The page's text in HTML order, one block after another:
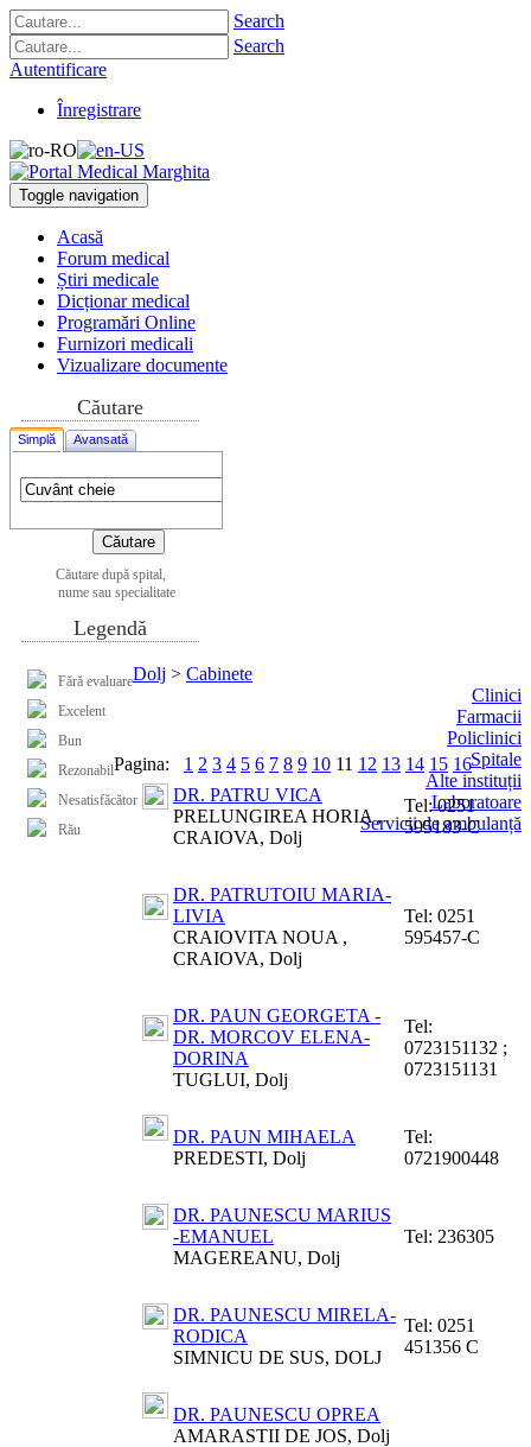
Search
Search
Autentificare
Înregistrare
Toggle navigation
Acasă
Forum medical
Știri medicale
Dicționar medical
Programări Online
Furnizori medicali
Vizualizare documente
Căutare
Simplă Avansată
Căutare după spital,
nume sau specialitate
Legendă
Fără evaluare
Excelent
Bun
Rezonabil
Nesatisfăcător
Rău
Dolj > Cabinete
Clinici
Farmacii
Policlinici
Spitale
Alte instituții
Laboratoare
Servicii de ambulanță
Pagina: 1 2 3 4 5 6 7 8 9 10 11 12 13 14 15 16
DR. PATRU VICA
PRELUNGIREA HORIA ,
CRAIOVA, Dolj
Tel: 0251
595183-C
DR. PATRUTOIU MARIA-
LIVIA
CRAIOVITA NOUA ,
CRAIOVA, Dolj
Tel: 0251
595457-C
DR. PAUN GEORGETA -
DR. MORCOV ELENA-
DORINA
TUGLUI, Dolj
Tel:
0723151132 ;
0723151131
DR. PAUN MIHAELA
PREDESTI, Dolj
Tel:
0721900448
DR. PAUNESCU MARIUS
-EMANUEL
MAGEREANU, Dolj
Tel: 236305
DR. PAUNESCU MIRELA-
RODICA
SIMNICU DE SUS, DOLJ
Tel: 0251
451356 C
DR. PAUNESCU OPREA
AMARASTII DE JOS, Dolj